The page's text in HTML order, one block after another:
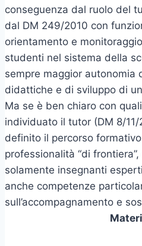
conseguenza dal ruolo del
dal DM 249/2010 con
orientamento e
studenti nel sistema della
sempre maggior autonomia
didattiche e di sviluppo di
Ma se è ben chiaro con
individuato il tutor (DM 8/
definito il percorso
professionalità “di
solamente insegnanti
anche competenze
sull’accompagnamento e